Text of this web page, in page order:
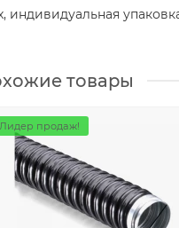
индивидуальная
товары
Лидер продаж!